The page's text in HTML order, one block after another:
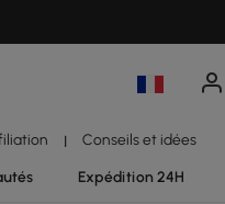
| Conseils et idées
Expédition 24H